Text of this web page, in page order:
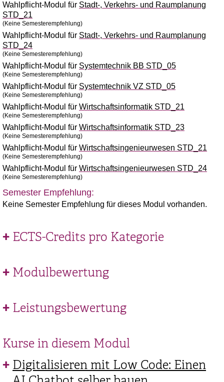
Wahlpflicht-Modul für Stadt-, Verkehrs- und Raumplanung
STD_21
(Keine Semesterempfehlung)
Wahlpflicht-Modul für Stadt-, Verkehrs- und Raumplanung
STD_24
(Keine Semesterempfehlung)
Wahlpflicht-Modul für Systemtechnik BB STD_05
(Keine Semesterempfehlung)
Wahlpflicht-Modul für Systemtechnik VZ STD_05
(Keine Semesterempfehlung)
Wahlpflicht-Modul für Wirtschaftsinformatik STD_21
(Keine Semesterempfehlung)
Wahlpflicht-Modul für Wirtschaftsinformatik STD_23
(Keine Semesterempfehlung)
Wahlpflicht-Modul für Wirtschaftsingenieurwesen STD_21
(Keine Semesterempfehlung)
Wahlpflicht-Modul für Wirtschaftsingenieurwesen STD_24
(Keine Semesterempfehlung)
Semester Empfehlung:
Keine Semester Empfehlung für dieses Modul vorhanden.
ECTS-Credits pro Kategorie
Modulbewertung
Leistungsbewertung
Kurse in diesem Modul
Digitalisieren mit Low Code: Einen